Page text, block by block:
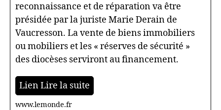
reconnaissance et de réparation va être
présidée par la juriste Marie Derain de
Vaucresson. La vente de biens immobiliers
ou mobiliers et les « réserves de sécurité »
des diocèses serviront au financement.
Lien Lire la suite
www.lemonde.fr